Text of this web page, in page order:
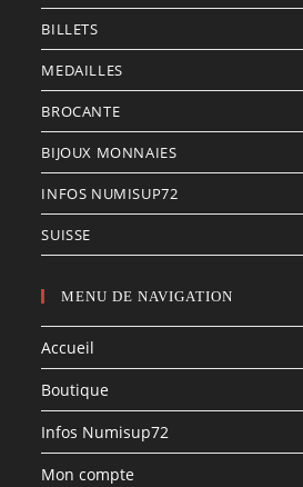
BILLETS
MEDAILLES
BROCANTE
BIJOUX MONNAIES
INFOS NUMISUP72
SUISSE
MENU DE NAVIGATION
Accueil
Boutique
Infos Numisup72
Mon compte